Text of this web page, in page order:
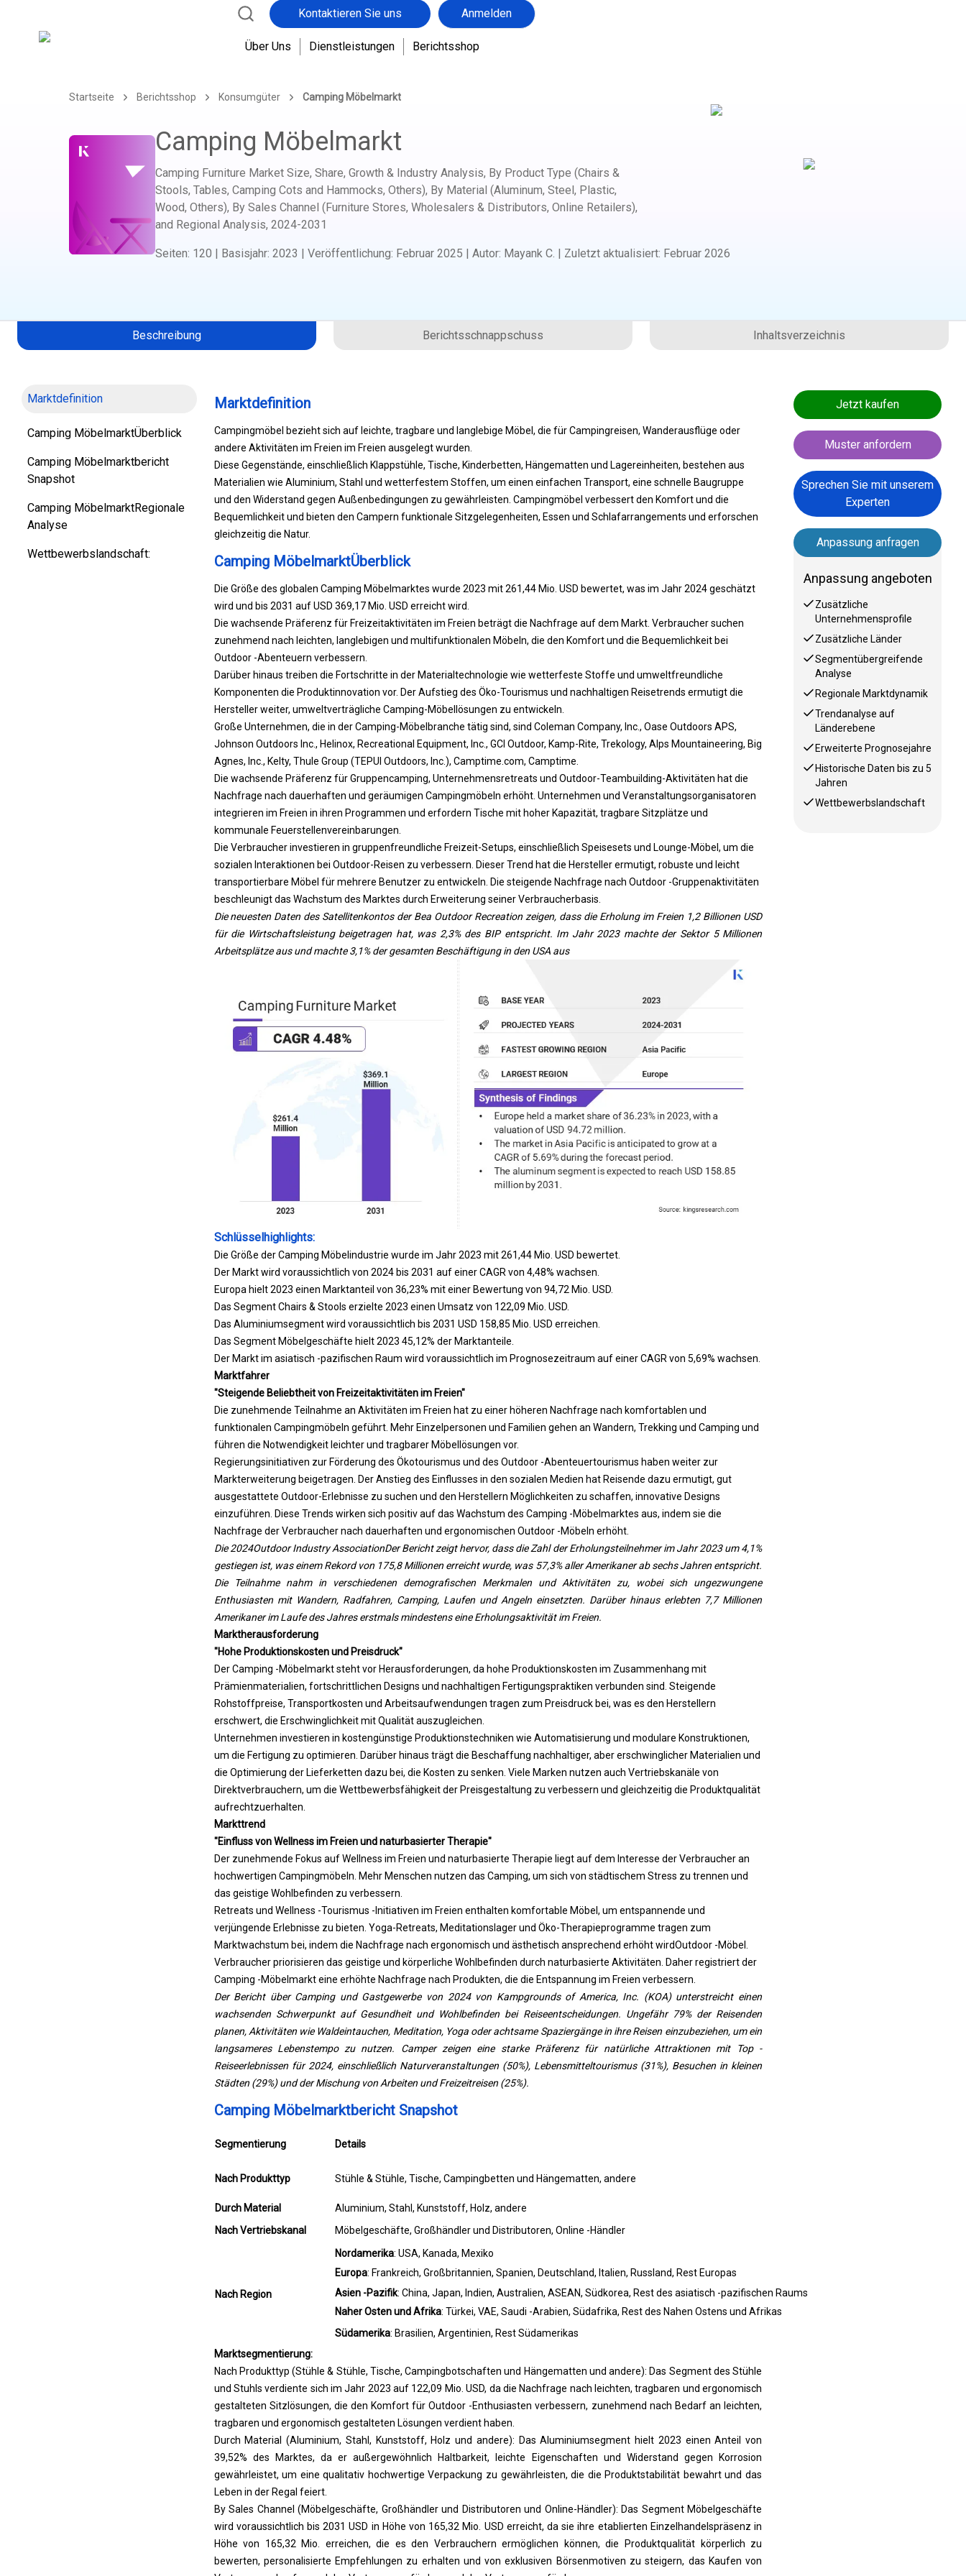
Kontaktieren Sie uns Anmelden
Über Uns Dienstleistungen Berichtsshop
Startseite Berichtsshop Konsumgüter Camping Möbelmarkt
Camping Möbelmarkt
Camping Furniture Market Size, Share, Growth & Industry Analysis, By Product Type (Chairs &
Stools, Tables, Camping Cots and Hammocks, Others), By Material (Aluminum, Steel, Plastic,
Wood, Others), By Sales Channel (Furniture Stores, Wholesalers & Distributors, Online Retailers),
and Regional Analysis, 2024-2031
Seiten: 120 | Basisjahr: 2023 | Veröffentlichung: Februar 2025 | Autor: Mayank C. | Zuletzt aktualisiert: Februar 2026
Beschreibung Berichtsschnappschuss Inhaltsverzeichnis
Marktdefinition
Camping MöbelmarktÜberblick
Camping Möbelmarktbericht
Snapshot
Camping MöbelmarktRegionale
Analyse
Wettbewerbslandschaft:
Marktdefinition
Campingmöbel bezieht sich auf leichte, tragbare und langlebige Möbel, die für Campingreisen, Wanderausflüge oder
andere Aktivitäten im Freien im Freien ausgelegt wurden.
Diese Gegenstände, einschließlich Klappstühle, Tische, Kinderbetten, Hängematten und Lagereinheiten, bestehen aus
Materialien wie Aluminium, Stahl und wetterfestem Stoffen, um einen einfachen Transport, eine schnelle Baugruppe
und den Widerstand gegen Außenbedingungen zu gewährleisten. Campingmöbel verbessert den Komfort und die
Bequemlichkeit und bieten den Campern funktionale Sitzgelegenheiten, Essen und Schlafarrangements und erforschen
gleichzeitig die Natur.
Camping MöbelmarktÜberblick
Die Größe des globalen Camping Möbelmarktes wurde 2023 mit 261,44 Mio. USD bewertet, was im Jahr 2024 geschätzt
wird und bis 2031 auf USD 369,17 Mio. USD erreicht wird.
Die wachsende Präferenz für Freizeitaktivitäten im Freien beträgt die Nachfrage auf dem Markt. Verbraucher suchen
zunehmend nach leichten, langlebigen und multifunktionalen Möbeln, die den Komfort und die Bequemlichkeit bei
Outdoor -Abenteuern verbessern.
Darüber hinaus treiben die Fortschritte in der Materialtechnologie wie wetterfeste Stoffe und umweltfreundliche
Komponenten die Produktinnovation vor. Der Aufstieg des Öko-Tourismus und nachhaltigen Reisetrends ermutigt die
Hersteller weiter, umweltverträgliche Camping-Möbellösungen zu entwickeln.
Große Unternehmen, die in der Camping-Möbelbranche tätig sind, sind Coleman Company, Inc., Oase Outdoors APS,
Johnson Outdoors Inc., Helinox, Recreational Equipment, Inc., GCI Outdoor, Kamp-Rite, Trekology, Alps Mountaineering, Big
Agnes, Inc., Kelty, Thule Group (TEPUI Outdoors, Inc.), Camptime.com, Camptime.
Die wachsende Präferenz für Gruppencamping, Unternehmensretreats und Outdoor-Teambuilding-Aktivitäten hat die
Nachfrage nach dauerhaften und geräumigen Campingmöbeln erhöht. Unternehmen und Veranstaltungsorganisatoren
integrieren im Freien in ihren Programmen und erfordern Tische mit hoher Kapazität, tragbare Sitzplätze und
kommunale Feuerstellenvereinbarungen.
Die Verbraucher investieren in gruppenfreundliche Freizeit-Setups, einschließlich Speisesets und Lounge-Möbel, um die
sozialen Interaktionen bei Outdoor-Reisen zu verbessern. Dieser Trend hat die Hersteller ermutigt, robuste und leicht
transportierbare Möbel für mehrere Benutzer zu entwickeln. Die steigende Nachfrage nach Outdoor -Gruppenaktivitäten
beschleunigt das Wachstum des Marktes durch Erweiterung seiner Verbraucherbasis.
Die neuesten Daten des Satellitenkontos der Bea Outdoor Recreation zeigen, dass die Erholung im Freien 1,2 Billionen USD
für die Wirtschaftsleistung beigetragen hat, was 2,3% des BIP entspricht. Im Jahr 2023 machte der Sektor 5 Millionen
Arbeitsplätze aus und machte 3,1% der gesamten Beschäftigung in den USA aus
Schlüsselhighlights:
Die Größe der Camping Möbelindustrie wurde im Jahr 2023 mit 261,44 Mio. USD bewertet.
Der Markt wird voraussichtlich von 2024 bis 2031 auf einer CAGR von 4,48% wachsen.
Europa hielt 2023 einen Marktanteil von 36,23% mit einer Bewertung von 94,72 Mio. USD.
Das Segment Chairs & Stools erzielte 2023 einen Umsatz von 122,09 Mio. USD.
Das Aluminiumsegment wird voraussichtlich bis 2031 USD 158,85 Mio. USD erreichen.
Das Segment Möbelgeschäfte hielt 2023 45,12% der Marktanteile.
Der Markt im asiatisch -pazifischen Raum wird voraussichtlich im Prognosezeitraum auf einer CAGR von 5,69% wachsen.
Marktfahrer
"Steigende Beliebtheit von Freizeitaktivitäten im Freien"
Die zunehmende Teilnahme an Aktivitäten im Freien hat zu einer höheren Nachfrage nach komfortablen und
funktionalen Campingmöbeln geführt. Mehr Einzelpersonen und Familien gehen an Wandern, Trekking und Camping und
führen die Notwendigkeit leichter und tragbarer Möbellösungen vor.
Regierungsinitiativen zur Förderung des Ökotourismus und des Outdoor -Abenteuertourismus haben weiter zur
Markterweiterung beigetragen. Der Anstieg des Einflusses in den sozialen Medien hat Reisende dazu ermutigt, gut
ausgestattete Outdoor-Erlebnisse zu suchen und den Herstellern Möglichkeiten zu schaffen, innovative Designs
einzuführen. Diese Trends wirken sich positiv auf das Wachstum des Camping -Möbelmarktes aus, indem sie die
Nachfrage der Verbraucher nach dauerhaften und ergonomischen Outdoor -Möbeln erhöht.
Die 2024Outdoor Industry AssociationDer Bericht zeigt hervor, dass die Zahl der Erholungsteilnehmer im Jahr 2023 um 4,1%
gestiegen ist, was einem Rekord von 175,8 Millionen erreicht wurde, was 57,3% aller Amerikaner ab sechs Jahren entspricht.
Die Teilnahme nahm in verschiedenen demografischen Merkmalen und Aktivitäten zu, wobei sich ungezwungene
Enthusiasten mit Wandern, Radfahren, Camping, Laufen und Angeln einsetzten. Darüber hinaus erlebten 7,7 Millionen
Amerikaner im Laufe des Jahres erstmals mindestens eine Erholungsaktivität im Freien.
Marktherausforderung
"Hohe Produktionskosten und Preisdruck"
Der Camping -Möbelmarkt steht vor Herausforderungen, da hohe Produktionskosten im Zusammenhang mit
Prämienmaterialien, fortschrittlichen Designs und nachhaltigen Fertigungspraktiken verbunden sind. Steigende
Rohstoffpreise, Transportkosten und Arbeitsaufwendungen tragen zum Preisdruck bei, was es den Herstellern
erschwert, die Erschwinglichkeit mit Qualität auszugleichen.
Unternehmen investieren in kostengünstige Produktionstechniken wie Automatisierung und modulare Konstruktionen,
um die Fertigung zu optimieren. Darüber hinaus trägt die Beschaffung nachhaltiger, aber erschwinglicher Materialien und
die Optimierung der Lieferketten dazu bei, die Kosten zu senken. Viele Marken nutzen auch Vertriebskanäle von
Direktverbrauchern, um die Wettbewerbsfähigkeit der Preisgestaltung zu verbessern und gleichzeitig die Produktqualität
aufrechtzuerhalten.
Markttrend
"Einfluss von Wellness im Freien und naturbasierter Therapie"
Der zunehmende Fokus auf Wellness im Freien und naturbasierte Therapie liegt auf dem Interesse der Verbraucher an
hochwertigen Campingmöbeln. Mehr Menschen nutzen das Camping, um sich von städtischem Stress zu trennen und
das geistige Wohlbefinden zu verbessern.
Retreats und Wellness -Tourismus -Initiativen im Freien enthalten komfortable Möbel, um entspannende und
verjüngende Erlebnisse zu bieten. Yoga-Retreats, Meditationslager und Öko-Therapieprogramme tragen zum
Marktwachstum bei, indem die Nachfrage nach ergonomisch und ästhetisch ansprechend erhöht wirdOutdoor -Möbel
Verbraucher priorisieren das geistige und körperliche Wohlbefinden durch naturbasierte Aktivitäten. Daher registriert der
Camping -Möbelmarkt eine erhöhte Nachfrage nach Produkten, die die Entspannung im Freien verbessern.
Der Bericht über Camping und Gastgewerbe von 2024 von Kampgrounds of America, Inc. (KOA) unterstreicht einen
wachsenden Schwerpunkt auf Gesundheit und Wohlbefinden bei Reiseentscheidungen. Ungefähr 79% der Reisenden
planen, Aktivitäten wie Waldeintauchen, Meditation, Yoga oder achtsame Spaziergänge in ihre Reisen einzubeziehen, um ein
langsameres Lebenstempo zu nutzen. Camper zeigen eine starke Präferenz für natürliche Attraktionen mit Top -
Reiseerlebnissen für 2024, einschließlich Naturveranstaltungen (50%), Lebensmitteltourismus (31%), Besuchen in kleinen
Städten (29%) und der Mischung von Arbeiten und Freizeitreisen (25%).
Camping Möbelmarktbericht Snapshot
Segmentierung Details
Nach Produkttyp Stühle & Stühle, Tische, Campingbetten und Hängematten, andere
Durch Material
Aluminium, Stahl, Kunststoff, Holz, andere
Nach Vertriebskanal
Möbelgeschäfte, Großhändler und Distributoren, Online -Händler
Nach Region
Nordamerika: USA, Kanada, Mexiko
Europa: Frankreich, Großbritannien, Spanien, Deutschland, Italien, Russland, Rest Europas
Asien -Pazifik: China, Japan, Indien, Australien, ASEAN, Südkorea, Rest des asiatisch -pazifischen Raums
Naher Osten und Afrika: Türkei, VAE, Saudi -Arabien, Südafrika, Rest des Nahen Ostens und Afrikas
Südamerika: Brasilien, Argentinien, Rest Südamerikas
Marktsegmentierung:
Nach Produkttyp (Stühle & Stühle, Tische, Campingbotschaften und Hängematten und andere): Das Segment des Stühle
und Stuhls verdiente sich im Jahr 2023 auf 122,09 Mio. USD, da die Nachfrage nach leichten, tragbaren und ergonomisch
gestalteten Sitzlösungen, die den Komfort für Outdoor -Enthusiasten verbessern, zunehmend nach Bedarf an leichten,
tragbaren und ergonomisch gestalteten Lösungen verdient haben.
Durch Material (Aluminium, Stahl, Kunststoff, Holz und andere): Das Aluminiumsegment hielt 2023 einen Anteil von
39,52% des Marktes, da er außergewöhnlich Haltbarkeit, leichte Eigenschaften und Widerstand gegen Korrosion
gewährleistet, um eine qualitativ hochwertige Verpackung zu gewährleisten, die die Produktstabilität bewahrt und das
Leben in der Regal feiert.
By Sales Channel (Möbelgeschäfte, Großhändler und Distributoren und Online-Händler): Das Segment Möbelgeschäfte
wird voraussichtlich bis 2031 USD in Höhe von 165,32 Mio. USD erreicht, da sie ihre etablierten Einzelhandelspräsenz in
Höhe von 165,32 Mio. erreichen, die es den Verbrauchern ermöglichen können, die Produktqualität körperlich zu
bewerten, personalisierte Empfehlungen zu erhalten und von exklusiven Börsenmotiven zu steigern, das Kaufen von
Jetzt kaufen
Muster anfordern
Sprechen Sie mit unserem
Experten
Anpassung anfragen
Anpassung angeboten
Zusätzliche
Unternehmensprofile
Zusätzliche Länder
Segmentübergreifende
Analyse
Regionale Marktdynamik
Trendanalyse auf
Länderebene
Erweiterte Prognosejahre
Historische Daten bis zu 5
Jahren
Wettbewerbslandschaft